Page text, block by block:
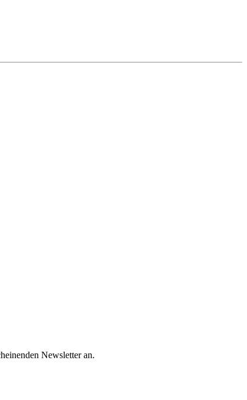
Newsletter an.